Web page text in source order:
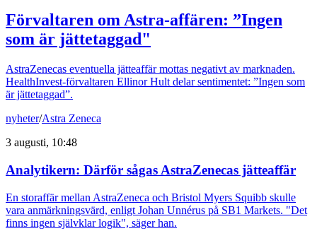
Förvaltaren om Astra-affären: ”Ingen
som är jättetaggad"
AstraZenecas eventuella jätteaffär mottas negativt av marknaden.
HealthInvest-förvaltaren Ellinor Hult delar sentimentet: ”Ingen som
är jättetaggad”.
nyheter/Astra Zeneca
3 augusti, 10:48
Analytikern: Därför sågas AstraZenecas jätteaffär
En storaffär mellan AstraZeneca och Bristol Myers Squibb skulle
vara anmärkningsvärd, enligt Johan Unnérus på SB1 Markets. "Det
finns ingen självklar logik", säger han.